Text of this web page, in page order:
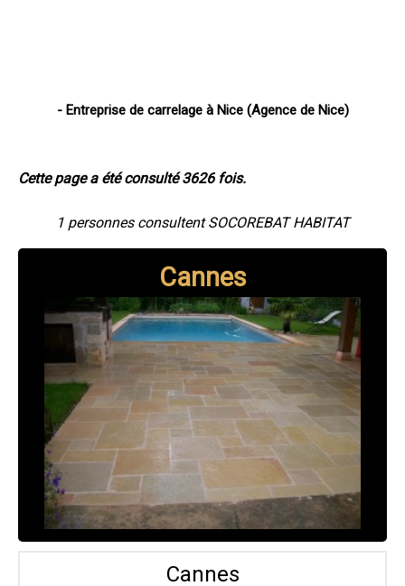
- Entreprise de carrelage à Nice (Agence de Nice)
Cette page a été consulté 3626 fois.
1 personnes consultent SOCOREBAT HABITAT
Cannes
Cannes